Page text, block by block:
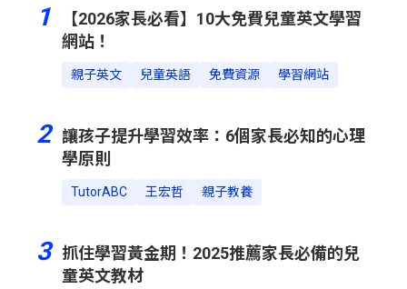
1
【2026家長必看】10大免費兒童英文學習
網站！
親子英文 兒童英語 免費資源 學習網站
2
讓孩子提升學習效率：6個家長必知的心理
學原則
TutorABC 王宏哲 親子教養
3
抓住學習黃金期！2025推薦家長必備的兒
童英文教材